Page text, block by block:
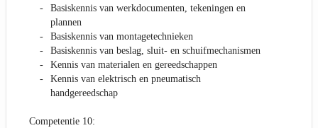
Basiskennis van werkdocumenten, tekeningen en
plannen
Basiskennis van montagetechnieken
Basiskennis van beslag, sluit- en schuifmechanismen
Kennis van materialen en gereedschappen
Kennis van elektrisch en pneumatisch
handgereedschap
Competentie 10: